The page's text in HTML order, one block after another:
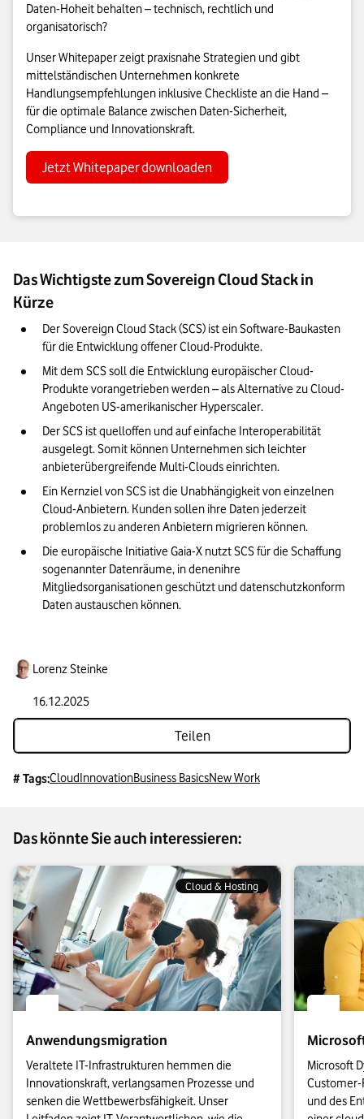
Daten-Hoheit behalten – technisch, rechtlich und
organisatorisch?
Unser Whitepaper zeigt praxisnahe Strategien und gibt
mittelständischen Unternehmen konkrete
Handlungsempfehlungen inklusive Checkliste an die Hand –
für die optimale Balance zwischen Daten-Sicherheit,
Compliance und Innovationskraft.
Jetzt Whitepaper downloaden
Das Wichtigste zum Sovereign Cloud Stack in
Kürze
Der Sovereign Cloud Stack (SCS) ist ein Software-Baukasten
für die Entwicklung offener Cloud-Produkte.
Mit dem SCS soll die Entwicklung europäischer Cloud-
Produkte vorangetrieben werden – als Alternative zu Cloud-
Angeboten US-amerikanischer Hyperscaler.
Der SCS ist quelloffen und auf einfache Interoperabilität
ausgelegt. Somit können Unternehmen sich leichter
anbieterübergreifende Multi-Clouds einrichten.
Ein Kernziel von SCS ist die Unabhängigkeit von einzelnen
Cloud-Anbietern. Kunden sollen ihre Daten jederzeit
problemlos zu anderen Anbietern migrieren können.
Die europäische Initiative Gaia-X nutzt SCS für die Schaffung
sogenannter Datenräume, in denenihre
Mitgliedsorganisationen geschützt und datenschutzkonform
Daten austauschen können.
Lorenz Steinke
16.12.2025
Teilen
# Tags:CloudInnovationBusiness BasicsNew Work
Das könnte Sie auch interessieren:
Cloud & Hosting
Anwendungsmigration
Veraltete IT-Infrastrukturen hemmen die
Innovationskraft, verlangsamen Prozesse und
senken die Wettbewerbsfähigkeit. Unser
Microsoft
Customer-
und des